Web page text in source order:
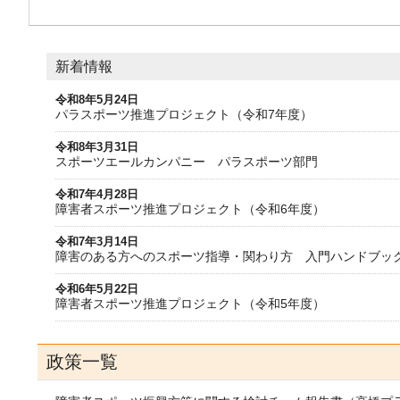
新着情報
令和8年5月24日
パラスポーツ推進プロジェクト（令和7年度）
令和8年3月31日
スポーツエールカンパニー パラスポーツ部門
令和7年4月28日
障害者スポーツ推進プロジェクト（令和6年度）
令和7年3月14日
障害のある方へのスポーツ指導・関わり方 入門ハンドブッ
令和6年5月22日
障害者スポーツ推進プロジェクト（令和5年度）
政策一覧